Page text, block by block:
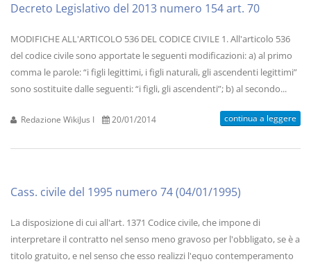
Decreto Legislativo del 2013 numero 154 art. 70
MODIFICHE ALL'ARTICOLO 536 DEL CODICE CIVILE 1. All'articolo 536
del codice civile sono apportate le seguenti modificazioni: a) al primo
comma le parole: “i figli legittimi, i figli naturali, gli ascendenti legittimi”
sono sostituite dalle seguenti: “i figli, gli ascendenti”; b) al secondo...
Redazione WikiJus I 20/01/2014 continua a leggere
Cass. civile del 1995 numero 74 (04/01/1995)
La disposizione di cui all'art. 1371 Codice civile, che impone di
interpretare il contratto nel senso meno gravoso per l'obbligato, se è a
titolo gratuito, e nel senso che esso realizzi l'equo contemperamento